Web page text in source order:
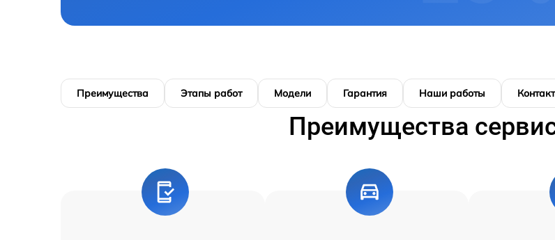
Преимущества Этапы работ Модели Гарантия Наши работы
Преимущества